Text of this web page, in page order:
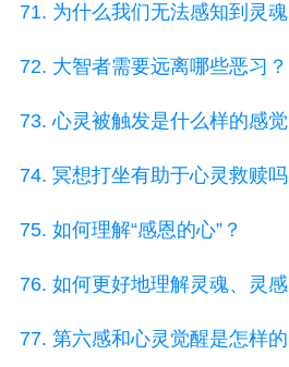
71. 为什么我们无法感知到灵
72. 大智者需要远离哪些恶习？
73. 心灵被触发是什么样的感觉
74. 冥想打坐有助于心灵救赎吗
75. 如何理解“感恩的心”？
76. 如何更好地理解灵魂、灵
77. 第六感和心灵觉醒是怎样的